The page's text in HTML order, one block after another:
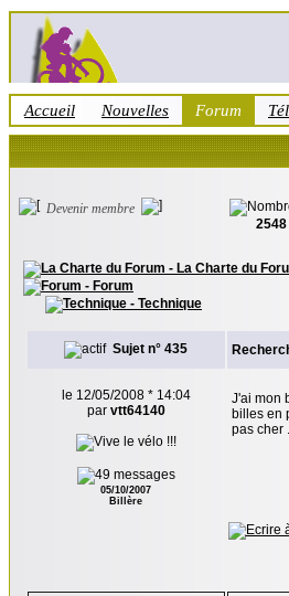
Accueil Nouvelles Forum
Devenir membre
- La Charte du
- Forum
- Technique
Sujet n° 435
le 12/05/2008 * 14:04
par vtt64140
05/10/2007
Billère
J'ai mon
billes en
pas cher